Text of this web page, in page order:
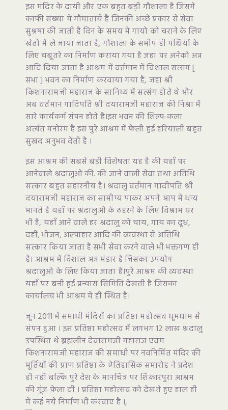
इस मंदिर के दायी और एक बहुत बड़ी गौशाला है जिसमे
काफी संख्या में गौमाताये है जिनकी अच्छे प्रकार से सेवा
सुश्रषा की जाती है दिन के समय में गायो को चराने के लिए
खेतो में ले जाया जाता है, गौशाला के समीप ही पक्षियों के
लिए चबूतरे का निर्माण कराया गया है जहा पर अनेको अन्न
आदि दिया जाता है आश्रम में वर्तमान में विशाल सत्संग [
सभा ] भवन का निर्माण करवाया गया है, जहा श्री
किशनारामजी महाराज के सानिध्य में सत्संग होते थे और
अब वर्तमान गादिपति श्री दयारामजी महाराज की निश्रा में
सारे कार्यकर्म संपन होते है।इस भवन की शिल्प-कला
अत्यंत मनोरम है इस पुरे आश्रम में फेली हुई हरियाली बहुत
सुखद अनुभव देती है ।
इस आश्रम की सबसे बड़ी विशेषता यह है की यहाँ पर
आनेवाले श्रदालुओ की. की जाने वाली सेवा तथा अतिथि
सत्कार बहुत सहारनीय है। श्रदालु वर्तमान गादीपति श्री
दयारामजी महाराज का सामीप्य पाकर अपने आप में धन्य
मानते है यहाँ पर श्रदालुओ के ठहरने के लिए विश्राम घर
भी है, यहाँ आने वाले हर श्रदालु को चाय, गाय का दूध,
दही, भोजन, अल्पाहार आदि की व्यवस्था से अतिथि
सत्कार किया जाता है सभी सेवा करने वाले भी भक्तगण ही
है। आश्रम में विशाल अन्न भंडार है जिसका उपयोग
श्रदालुओ के लिए किया जाता है।पुरे आश्रम की व्यवस्था
यहाँ पर बनी हुई प्रन्यास सिमिति देखती है जिसका
कार्यालय भी आश्रम में ही स्थित है।
जून 2011 में समाधी मंदिरों का प्रतिष्ठा महोत्सव धूमधाम से
संपन हुआ । इस प्रतिष्ठा महोत्सव में लगभग 12 लाख श्रदालु
उपस्थित थे ब्रह्मलीन देवारामजी महाराज एवम
किशनारामजी महाराज की समाधी पर नवनिर्मित मंदिर की
मूर्तियों की प्राण प्रतिष्ठा के ऐतिहासिक समारोह ने प्रदेश
ही नहीं बल्कि पुरे देश के मानचित्र पर शिकारपुरा आश्रम
की गूंज फ़ेला दी । प्रतिष्ठा महोत्सव को देखते हुए हाल ही
में कई नये निर्माण भी करवाए है ।,